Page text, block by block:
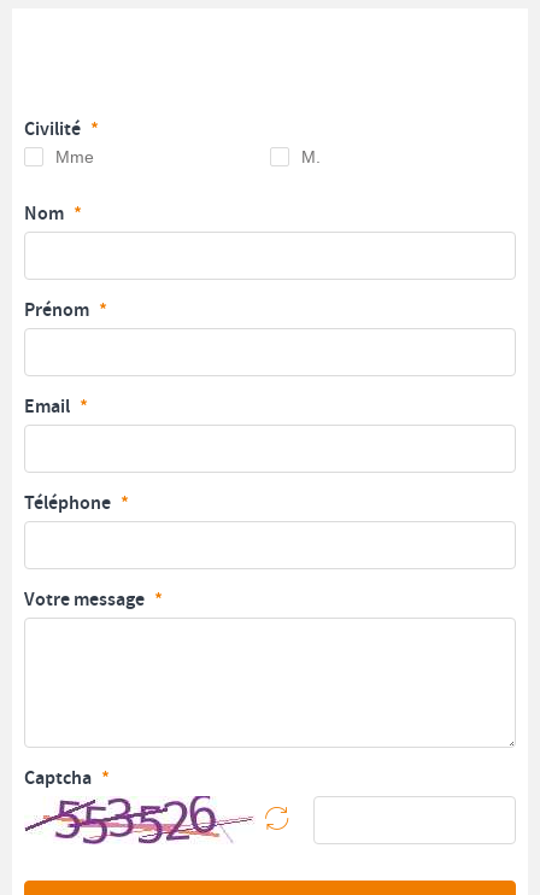
Civilité
Mme M.
Nom
Prénom
Email
Téléphone
Votre message
Captcha